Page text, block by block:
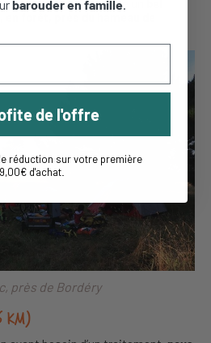
trouvons à proximité un
forêt, près du hameau de
près de Bordéry
km)
barouder en famille.
de l'offre
réduction sur votre première
d'achat.